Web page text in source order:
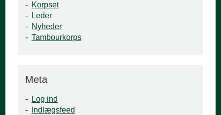
Korpset
Leder
Nyheder
Tambourkorps
Meta
Log ind
Indlægsfeed